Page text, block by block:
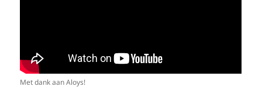
Met dank aan Aloys!